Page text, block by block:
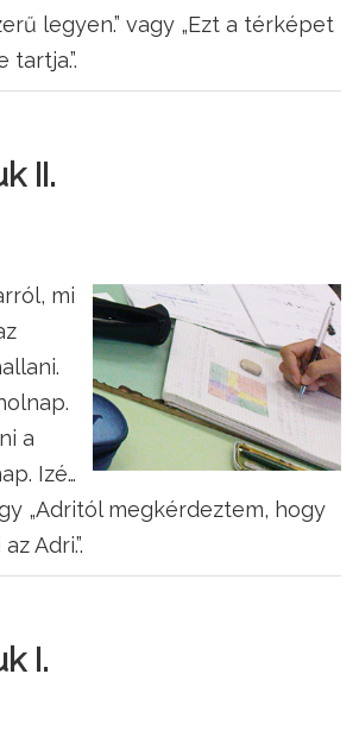
legyen.” vagy „Ezt a térképet
II.
mi
a
Izé…
„Adritól megkérdeztem, hogy
Adri.”.
I.